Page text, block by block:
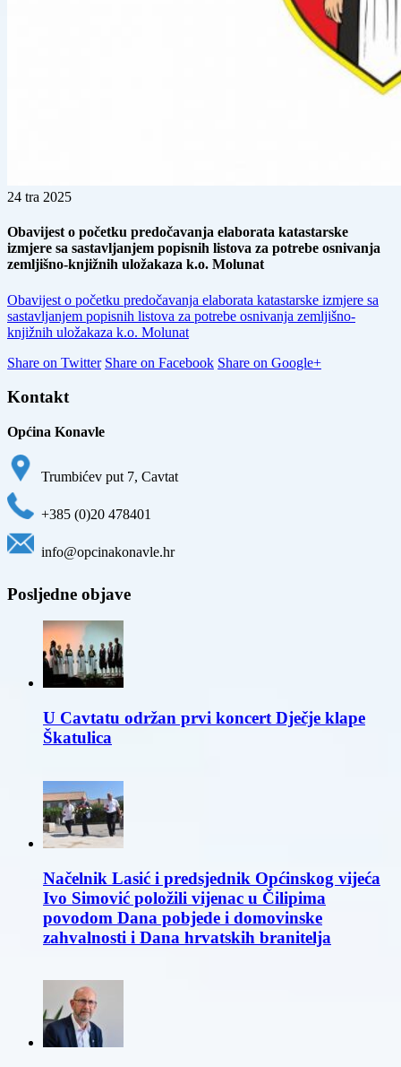
24 tra 2025
Obavijest o početku predočavanja elaborata katastarske
izmjere sa sastavljanjem popisnih listova za potrebe osnivanja
zemljišno-knjižnih uložakaza k.o. Molunat
Obavijest o početku predočavanja elaborata katastarske izmjere sa
sastavljanjem popisnih listova za potrebe osnivanja zemljišno-
knjižnih uložakaza k.o. Molunat
Share on Twitter Share on Facebook Share on Google+
Kontakt
Općina Konavle
Trumbićev put 7, Cavtat
+385 (0)20 478401
info@opcinakonavle.hr
Posljedne objave
U Cavtatu održan prvi koncert Dječje klape
Škatulica
Načelnik Lasić i predsjednik Općinskog vijeća
Ivo Simović položili vijenac u Čilipima
povodom Dana pobjede i domovinske
zahvalnosti i Dana hrvatskih branitelja